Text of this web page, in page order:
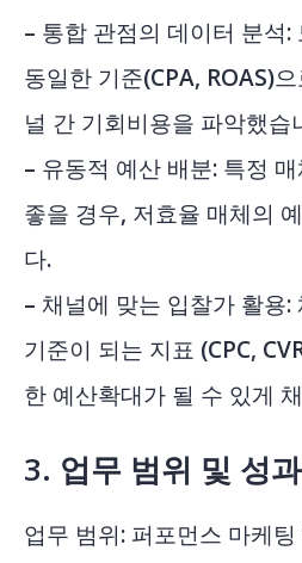
– 통합 관점의 데이터 분석:
동일한 기준(CPA, ROAS)
널 간 기회비용을 파악했습
– 유동적 예산 배분: 특정
좋을 경우, 저효율 매체의
다.
– 채널에 맞는 입찰가 활용:
기준이 되는 지표 (CPC,
한 예산확대가 될 수 있게
3. 업무 범위 및 성
업무 범위: 퍼포먼스 마케